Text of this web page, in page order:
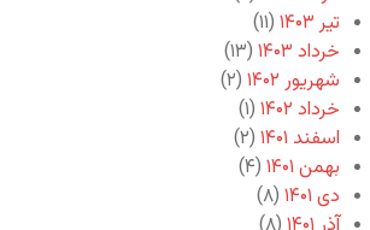
تیر ۱۴۰۳
(۱۱)
خرداد ۱۴۰۳
(۱۳)
شهریور ۱۴۰۲
(۲)
خرداد ۱۴۰۲
(۱)
اسفند ۱۴۰۱
(۲)
بهمن ۱۴۰۱
(۴)
دی ۱۴۰۱
(۸)